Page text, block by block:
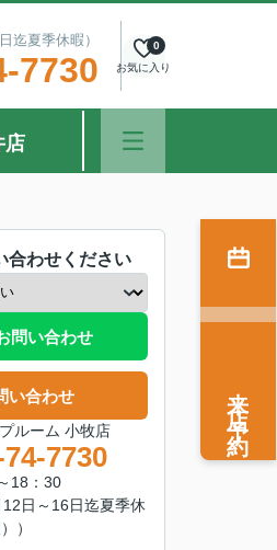
迄夏季休暇）
7730 お気に入り
0
店
合わせください
問い合わせ
い合わせ
ルーム 小牧店
7730
18：30
12日～16日迄夏季休
）
来店予約